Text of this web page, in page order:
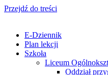
Przejdź do treści
E-Dziennik
Plan lekcji
Szkoła
Liceum
Oddział